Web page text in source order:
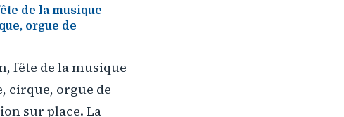
de la musique
orgue de
fête de la musique
cirque, orgue de
sur place. La